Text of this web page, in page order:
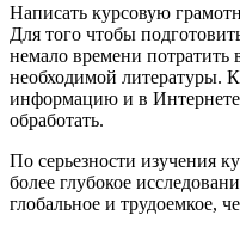
Написать курсовую
Для того чтобы
немало времени потратить
необходимой литературы.
информацию и в Интернете,
обработать.
По серьезности изучения
более глубокое
глобальное и трудоемкое,